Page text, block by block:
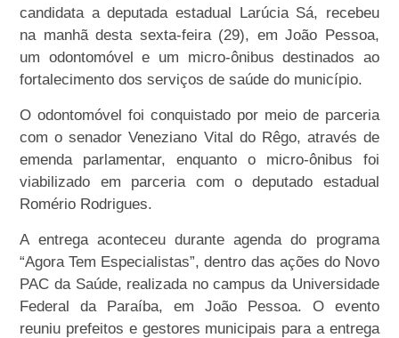
candidata a deputada estadual Larúcia Sá, recebeu
na manhã desta sexta-feira (29), em João Pessoa,
um odontomóvel e um micro-ônibus destinados ao
fortalecimento dos serviços de saúde do município.
O odontomóvel foi conquistado por meio de parceria
com o senador Veneziano Vital do Rêgo, através de
emenda parlamentar, enquanto o micro-ônibus foi
viabilizado em parceria com o deputado estadual
Romério Rodrigues.
A entrega aconteceu durante agenda do programa
“Agora Tem Especialistas”, dentro das ações do Novo
PAC da Saúde, realizada no campus da Universidade
Federal da Paraíba, em João Pessoa. O evento
reuniu prefeitos e gestores municipais para a entrega